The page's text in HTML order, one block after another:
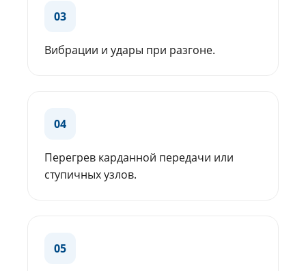
03
Вибрации и удары при разгоне.
04
Перегрев карданной передачи или
ступичных узлов.
05